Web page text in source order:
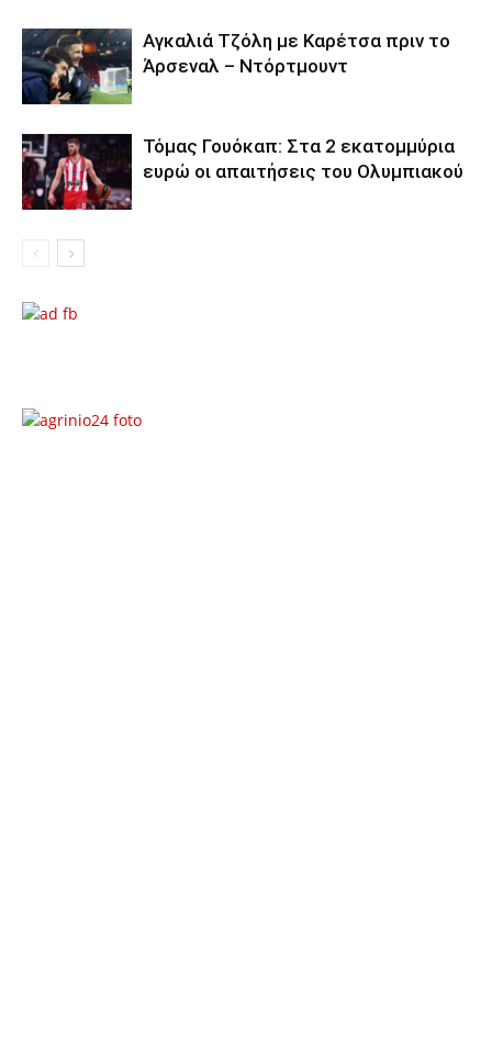
Αγκαλιά Τζόλη με Καρέτσα πριν το
Άρσεναλ – Ντόρτμουντ
Τόμας Γουόκαπ: Στα 2 εκατομμύρια
ευρώ οι απαιτήσεις του Ολυμπιακού